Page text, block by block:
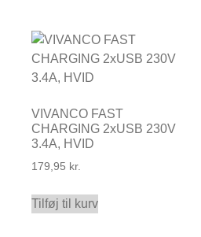
VIVANCO FAST
CHARGING 2xUSB 230V
3.4A, HVID
179,95 kr.
Tilføj til kurv